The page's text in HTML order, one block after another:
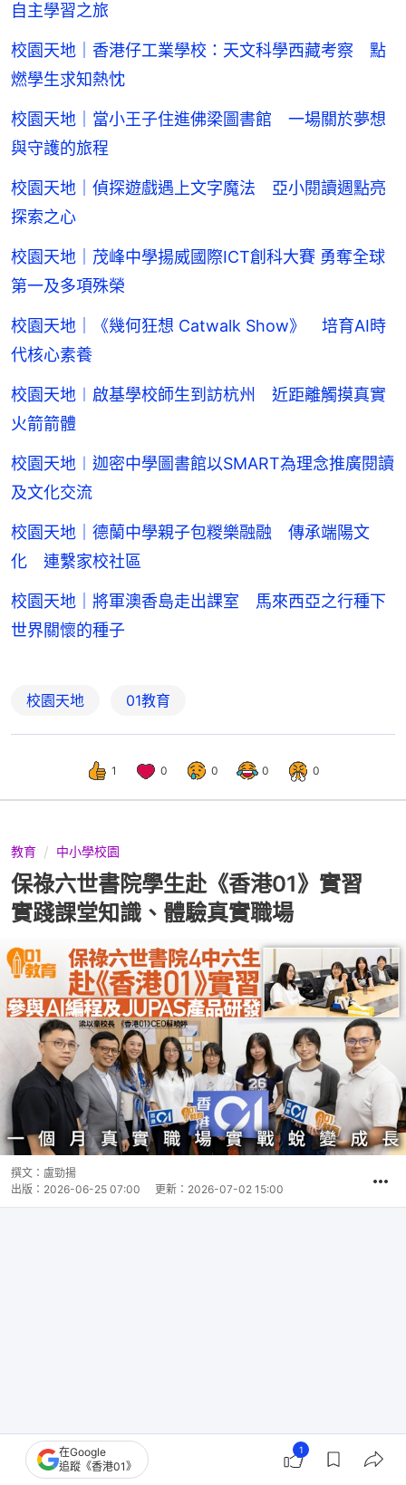
自主學習之旅
校園天地｜香港仔工業學校：天文科學西藏考察 點
燃學生求知熱忱
校園天地｜當小王子住進佛梁圖書館 一場關於夢想
與守護的旅程
校園天地｜偵探遊戲遇上文字魔法 亞小閱讀週點亮
探索之心
校園天地｜茂峰中學揚威國際ICT創科大賽 勇奪全球
第一及多項殊榮
校園天地｜《幾何狂想 Catwalk Show》 培育AI時
代核心素養
校園天地︱啟基學校師生到訪杭州 近距離觸摸真實
火箭箭體
校園天地︱迦密中學圖書館以SMART為理念推廣閱讀
及文化交流
校園天地｜德蘭中學親子包糉樂融融 傳承端陽文
化 連繫家校社區
校園天地｜將軍澳香島走出課室 馬來西亞之行種下
世界關懷的種子
校園天地 01教育
1 0 0 0 0
教育 中小學校園
保祿六世書院學生赴《香港01》實習
實踐課堂知識、體驗真實職場
撰文： 盧勁揚
出版： 2026-06-25 07:00 更新： 2026-07-02 15:00
在Google
追蹤《香港01》
1